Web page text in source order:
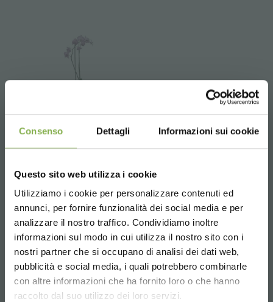
Consenso Dettagli Informazioni sui cookie
Questo sito web utilizza i cookie
Utilizziamo i cookie per personalizzare contenuti ed
annunci, per fornire funzionalità dei social media e per
analizzare il nostro traffico. Condividiamo inoltre
informazioni sul modo in cui utilizza il nostro sito con i
nostri partner che si occupano di analisi dei dati web,
pubblicità e social media, i quali potrebbero combinarle
con altre informazioni che ha fornito loro o che hanno
raccolto dal suo utilizzo dei loro servizi.
Set de mesas en cerámica
Choose the country you are in and your
language for a better browsing experience